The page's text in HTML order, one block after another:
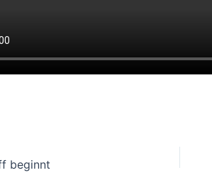
beginnt